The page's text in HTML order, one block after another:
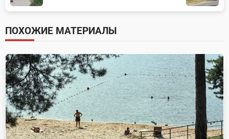
subtitle
screen-
reader-
text">Page</span>
ПОХОЖИЕ МАТЕРИАЛЫ